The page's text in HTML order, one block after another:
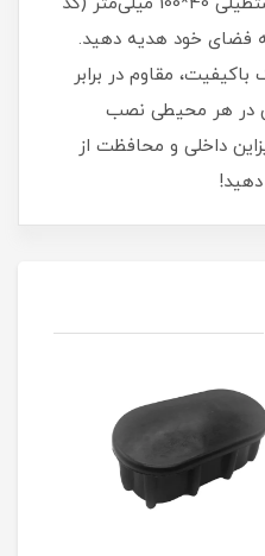
را به فضای خود هدیه دهید.
مقاوم در برابر
در هر محیطی نصب
داخلی و محافظت از